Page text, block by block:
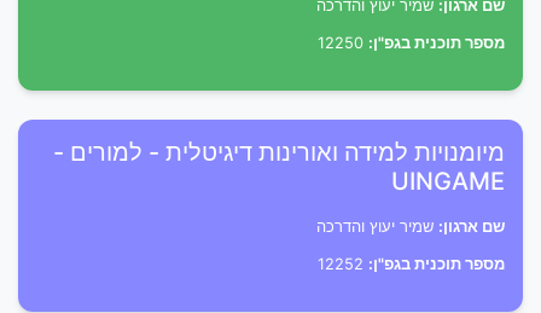
שם ארגון: שמיר יעוץ והדרכה
מספר תוכנית בגפ"ן:
מיומנויות למידה ואורינות דיגיטלית - למורים -
UINGAME
שם ארגון: שמיר יעוץ והדרכה
מספר תוכנית בגפ"ן: